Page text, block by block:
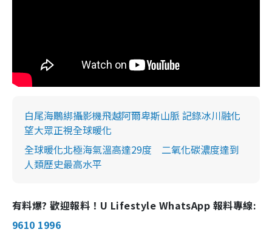
白尾海鵰綁攝影機飛越阿爾卑斯山脈 記錄冰川融化
望大眾正視全球暖化
全球暖化北極海氣溫高達29度 二氧化碳濃度達到
人類歷史最高水平
有料爆? 歡迎報料！U Lifestyle WhatsApp 報料專線:
9610 1996